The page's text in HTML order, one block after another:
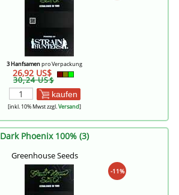
3 Hanfsamenpro Verpackung
26,92 US$
30,24 US$
kaufen
[inkl. 10% Mwst zzgl.Versand]
Dark Phoenix 100% (3)
Greenhouse Seeds
-11%